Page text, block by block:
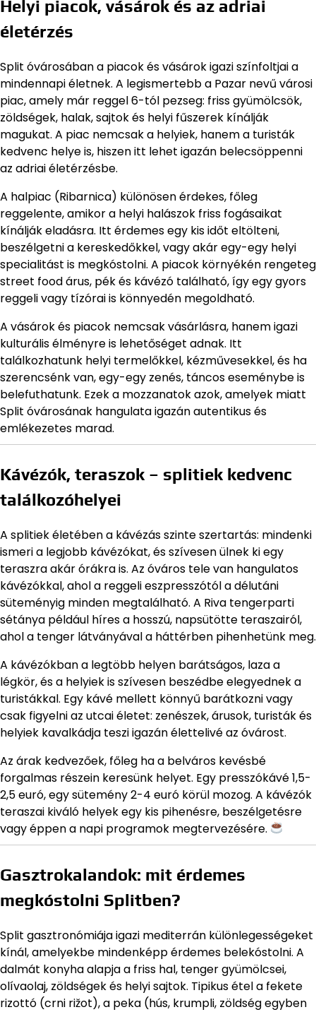
Helyi piacok, vásárok és az adriai
életérzés
Split óvárosában a piacok és vásárok igazi színfoltjai a
mindennapi életnek. A legismertebb a Pazar nevű városi
piac, amely már reggel 6-tól pezseg: friss gyümölcsök,
zöldségek, halak, sajtok és helyi fűszerek kínálják
magukat. A piac nemcsak a helyiek, hanem a turisták
kedvenc helye is, hiszen itt lehet igazán belecsöppenni
az adriai életérzésbe.
A halpiac (Ribarnica) különösen érdekes, főleg
reggelente, amikor a helyi halászok friss fogásaikat
kínálják eladásra. Itt érdemes egy kis időt eltölteni,
beszélgetni a kereskedőkkel, vagy akár egy-egy helyi
specialitást is megkóstolni. A piacok környékén rengeteg
street food árus, pék és kávézó található, így egy gyors
reggeli vagy tízórai is könnyedén megoldható.
A vásárok és piacok nemcsak vásárlásra, hanem igazi
kulturális élményre is lehetőséget adnak. Itt
találkozhatunk helyi termelőkkel, kézművesekkel, és ha
szerencsénk van, egy-egy zenés, táncos eseménybe is
belefuthatunk. Ezek a mozzanatok azok, amelyek miatt
Split óvárosának hangulata igazán autentikus és
emlékezetes marad.
Kávézók, teraszok – splitiek kedvenc
találkozóhelyei
A splitiek életében a kávézás szinte szertartás: mindenki
ismeri a legjobb kávézókat, és szívesen ülnek ki egy
teraszra akár órákra is. Az óváros tele van hangulatos
kávézókkal, ahol a reggeli eszpresszótól a délutáni
süteményig minden megtalálható. A Riva tengerparti
sétánya például híres a hosszú, napsütötte teraszairól,
ahol a tenger látványával a háttérben pihenhetünk meg.
A kávézókban a legtöbb helyen barátságos, laza a
légkör, és a helyiek is szívesen beszédbe elegyednek a
turistákkal. Egy kávé mellett könnyű barátkozni vagy
csak figyelni az utcai életet: zenészek, árusok, turisták és
helyiek kavalkádja teszi igazán élettelivé az óvárost.
Az árak kedvezőek, főleg ha a belváros kevésbé
forgalmas részein keresünk helyet. Egy presszókávé 1,5-
2,5 euró, egy sütemény 2-4 euró körül mozog. A kávézók
teraszai kiváló helyek egy kis pihenésre, beszélgetésre
vagy éppen a napi programok megtervezésére.
Gasztrokalandok: mit érdemes
megkóstolni Splitben?
Split gasztronómiája igazi mediterrán különlegességeket
kínál, amelyekbe mindenképp érdemes belekóstolni. A
dalmát konyha alapja a friss hal, tenger gyümölcsei,
olívaolaj, zöldségek és helyi sajtok. Tipikus étel a fekete
rizottó (crni rižot), a peka (hús, krumpli, zöldség egyben